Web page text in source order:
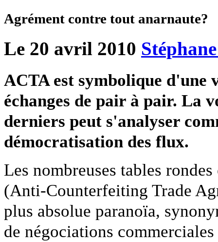
Agrément contre tout anarnaute?
Le 20 avril 2010
ACTA est symbolique d'une
échanges de pair à pair. La
derniers peut s'analyser
démocratisation des flux.
Les nombreuses tables
(Anti-Counterfeiting Trade
plus absolue paranoïa,
de négociations